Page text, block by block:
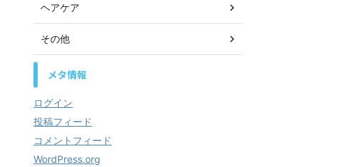
ヘアケア
その他
メタ情報
ログイン
投稿フィード
コメントフィード
WordPress.org